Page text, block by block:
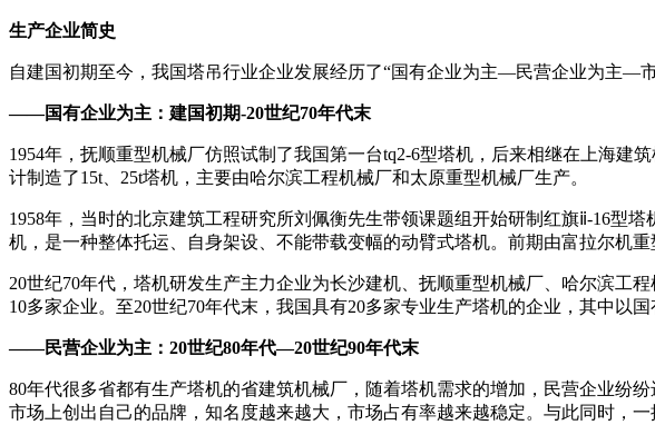
生产企业简史
自建国初期至今，我国塔吊行业企业发展经历了“国有企业为主—民营企业为主—
——国有企业为主：建国初期-20世纪70年代末
1954年，抚顺重型机械厂仿照试制了我国第一台tq2-6型塔机，后来相继在上海
计制造了15t、25t塔机，主要由哈尔滨工程机械厂和太原重型机械厂生产。
1958年，当时的北京建筑工程研究所刘佩衡先生带领课题组开始研制红旗ⅱ-16型
机，是一种整体托运、自身架设、不能带载变幅的动臂式塔机。前期由富拉尔机
20世纪70年代，塔机研发生产主力企业为长沙建机、抚顺重型机械厂、哈尔滨工
10多家企业。至20世纪70年代末，我国具有20多家专业生产塔机的企业，其中以
——民营企业为主：20世纪80年代—20世纪90年代末
80年代很多省都有生产塔机的省建筑机械厂，随着塔机需求的增加，民营企业纷
市场上创出自己的品牌，知名度越来越大，市场占有率越来越稳定。与此同时，